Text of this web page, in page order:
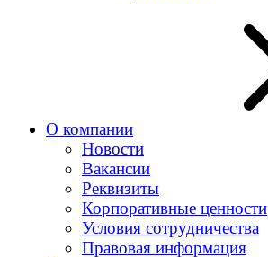
О компании
Новости
Вакансии
Реквизиты
Корпоративные ценности
Условия сотрудничества
Правовая информация